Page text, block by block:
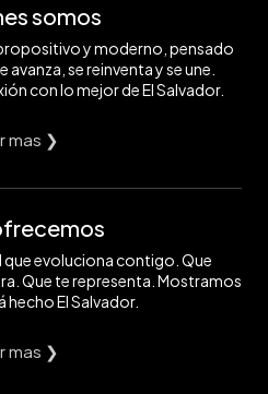
somos
y moderno, pensado
avanza, se reinventa y se une.
con lo mejor de El Salvador.
mas ❯
evoluciona contigo. Que
Que te representa. Mostramos
hecho El Salvador.
mas ❯